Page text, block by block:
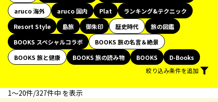
aruco 海外
aruco 国内 Plat
ランキング&テクニック
Resort Style
島旅 御朱印 歴史時代
旅の図鑑
BOOKS スペシャルコラボ
BOOKS 旅の名言＆絶景
BOOKS 旅と健康
BOOKS 旅の読み物 BOOKS
D-Books
絞り込み条件を追加
1〜20件/327件中 を表示